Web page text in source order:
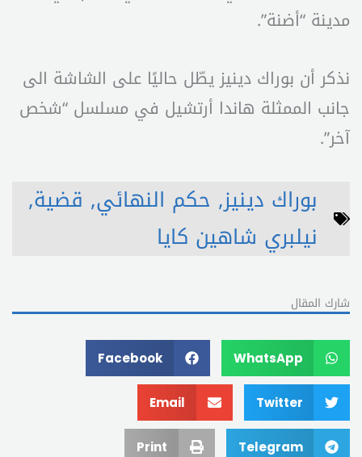
مدينة “أضنة”.
نذكر أن بوراك دينيز يطّل حاليًا على الشاشة الى
جانب الممثلة هاندا أرتشيل في مسلسل “شخص
آخر”.
بوراك دينيز, حكم النهائي, قضية,
نيلبري شاهين كايا
شارك المقال
WhatsApp
Facebook
Twitter
Email
Telegram
Print